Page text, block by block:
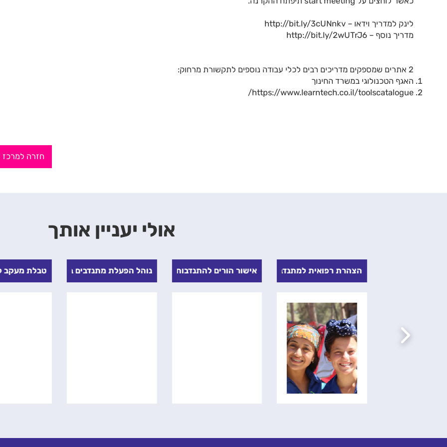
לינק למדריך וידאו –http://bit.ly/3cUNnkv
מדריך נוסף –http://bit.ly/2wUTrJ6
2 אתרים שמספקים מדריכים רבים לכלי עבודה נוספים לתקשורת מרחוק:
האגף הטכנולוגי במשרד החינוך
https://www.learntech.co.il/toolscatalogue/
חזרה
אולי יעניין אותך
עם חרדה- המצב הבטחוניהצהרת רפואית למתנדב אישור הורים להתנדבות בימי הקורונהנוהל הפעלת מתנדבים בימי הקורונהטבלת מעקב